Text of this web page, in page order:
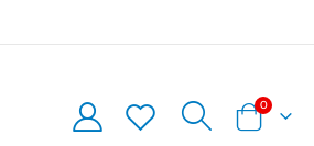
Warenkorb
0Artikel